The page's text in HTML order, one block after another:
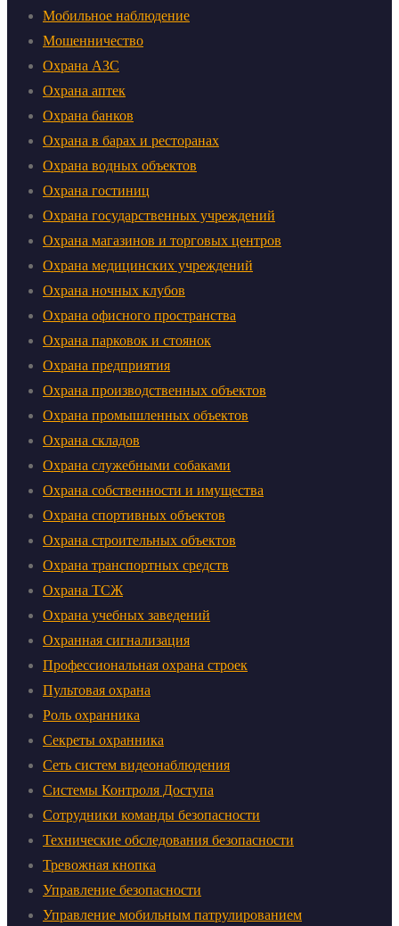
Мобильное наблюдение
Мошенничество
Охрана АЗС
Охрана аптек
Охрана банков
Охрана в барах и ресторанах
Охрана водных объектов
Охрана гостиниц
Охрана государственных учреждений
Охрана магазинов и торговых центров
Охрана медицинских учреждений
Охрана ночных клубов
Охрана офисного пространства
Охрана парковок и стоянок
Охрана предприятия
Охрана производственных объектов
Охрана промышленных объектов
Охрана складов
Охрана служебными собаками
Охрана собственности и имущества
Охрана спортивных объектов
Охрана строительных объектов
Охрана транспортных средств
Охрана ТСЖ
Охрана учебных заведений
Охранная сигнализация
Профессиональная охрана строек
Пультовая охрана
Роль охранника
Секреты охранника
Сеть систем видеонаблюдения
Системы Контроля Доступа
Сотрудники команды безопасности
Технические обследования безопасности
Тревожная кнопка
Управление безопасности
Управление мобильным патрулированием